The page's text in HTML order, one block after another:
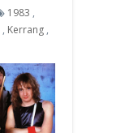
1983 ,
, Kerrang ,